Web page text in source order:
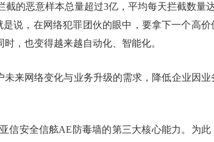
的恶意样本总量超过3亿，平均每天拦截数量
说，在网络犯罪团伙的眼中，要拿下一个高价
，也变得越来越自动化、智能化。
来网络变化与业务升级的需求，降低企业因业
信安全信舷AE防毒墙的第三大核心能力。为此